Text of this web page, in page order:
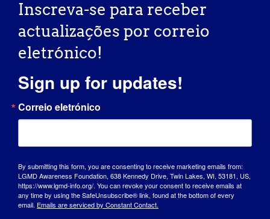
entusiasma em relação ao futuro do
LGMD Patient Care?
O diagnóstico de mais de 1000 casos nos
doentes sobre as suas condições,
ajudaram a mudar a sua visão da doença,
fazendo com que começassem a gerir as
Os doentes com LGMD precisam do apoio
adequado. Temos agora um doente
apaixonado pela LGMD que se licenciou em
medicina e começou a trabalhar connosco.
Inscreva-se para receber
actualizações por correio
eletrónico!
Sign up for updates!
Correio eletrónico
By submitting this form, you are consenting to receive marketing emails from:
LGMD Awareness Foundation, 638 Kennedy Drive, Twin Lakes, WI, 53181, US,
https://www.lgmd-info.org/. You can revoke your consent to receive emails at
any time by using the SafeUnsubscribe® link, found at the bottom of every
email. Emails are serviced by Constant Contact.